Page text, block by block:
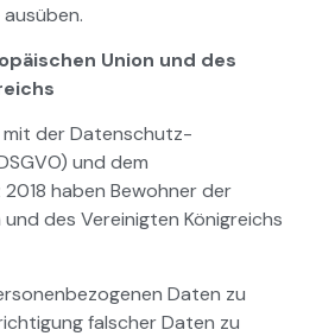
Union und des
mit der Datenschutz-
und dem
haben Bewohner der
des Vereinigten Königreichs
Daten zu
falscher Daten zu